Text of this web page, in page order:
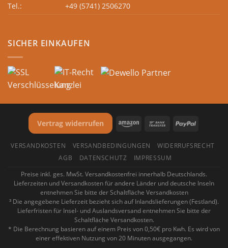
Tel.:
+49 (5741) 2506270
SICHER EINKAUFEN
Vertrag widerrufen
VERSANDKOSTEN VERSANDBEDINGUNGEN
WIDERRUFSRECHT
AGB
DATENSCHUTZ IMPRESSUM
Preise inkl. ges. MwSt. Versandkostenfrei innerhalb Deutschlands.
Lieferzeiten und Versandkosten für andere Länder und deutsche Inseln
entnehmen Sie bitte der Schaltfläche Versandkosten
³ Die angegebene Lieferzeit bezieht sich auf Inlandslieferungen (Festland).
Lieferfristen für Insel- und Auslandsversand entnehmen Sie bitte der
Schaltfläche Versandkosten.
* Die Berechnung basieren auf einem Preis von 0,50€ pro Kwh. Es wird von
einer effektiven Nutzung von 20 Minuten ausgegangen.